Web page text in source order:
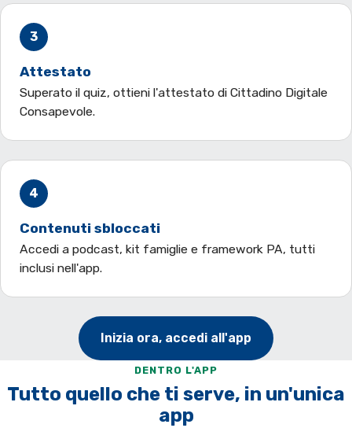
3
Attestato
Superato il quiz, ottieni l'attestato di Cittadino Digitale
Consapevole.
4
Contenuti sbloccati
Accedi a podcast, kit famiglie e framework PA, tutti
inclusi nell'app.
Inizia ora, accedi all'app
DENTRO L'APP
Tutto quello che ti serve, in un'unica
app